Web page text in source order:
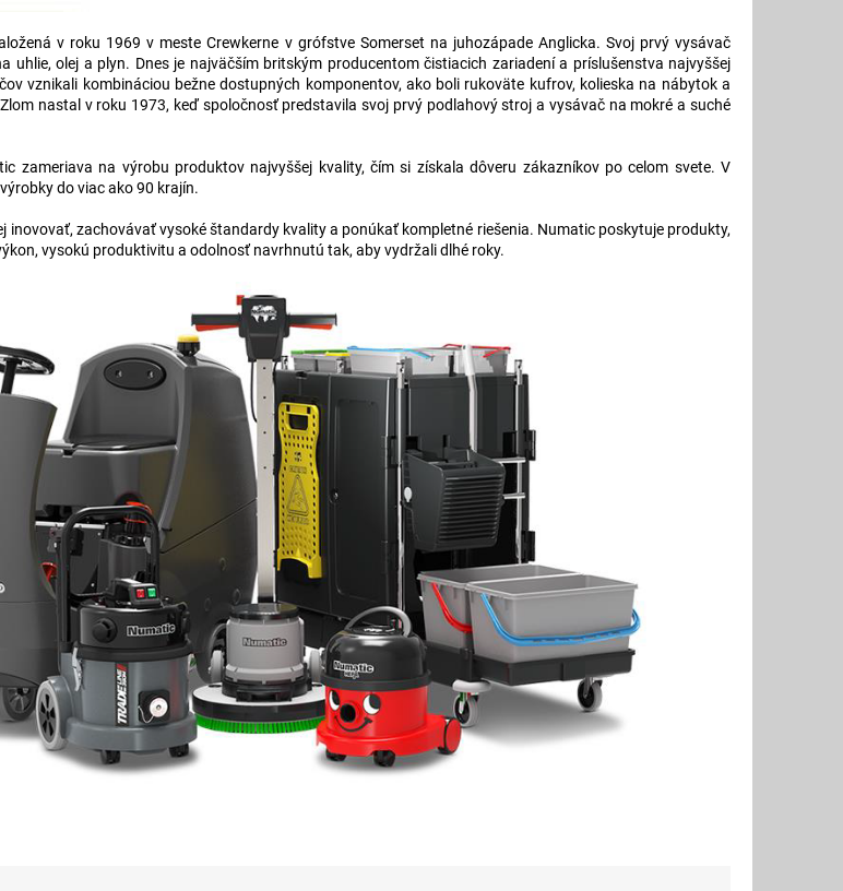
v roku 1969 v meste Crewkerne v grófstve Somerset na juhozápade Anglicka. Svoj prvý vysávač
uhlie, olej a plyn. Dnes je najväčším britským producentom čistiacich zariadení a príslušenstva najvyššej
vznikali kombináciou bežne dostupných komponentov, ako boli rukoväte kufrov, kolieska na nábytok a
nastal v roku 1973, keď spoločnosť predstavila svoj prvý podlahový stroj a vysávač na mokré a suché
zameriava na výrobu produktov najvyššej kvality, čím si získala dôveru zákazníkov po celom svete. V
do viac ako 90 krajín.
inovovať, zachovávať vysoké štandardy kvality a ponúkať kompletné riešenia. Numatic poskytuje produkty,
vysokú produktivitu a odolnosť navrhnutú tak, aby vydržali dlhé roky.